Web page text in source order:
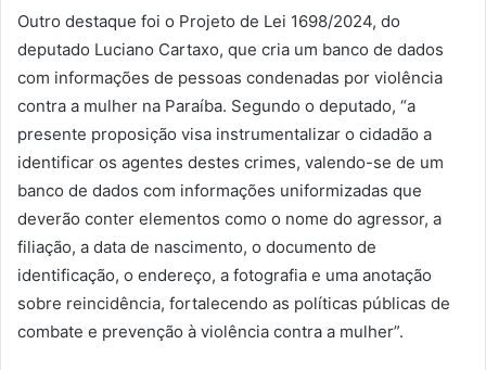
Outro destaque foi o Projeto de Lei 1698/2024, do
deputado Luciano Cartaxo, que cria um banco de dados
com informações de pessoas condenadas por violência
contra a mulher na Paraíba. Segundo o deputado, “a
presente proposição visa instrumentalizar o cidadão a
identificar os agentes destes crimes, valendo-se de um
banco de dados com informações uniformizadas que
deverão conter elementos como o nome do agressor, a
filiação, a data de nascimento, o documento de
identificação, o endereço, a fotografia e uma anotação
sobre reincidência, fortalecendo as políticas públicas de
combate e prevenção à violência contra a mulher”.